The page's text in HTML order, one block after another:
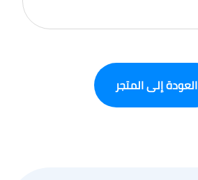
العودة إلى المتجر